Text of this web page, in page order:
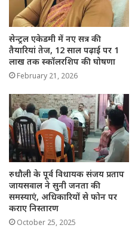
सेन्ट्रल एकेडमी में नए सत्र की
तैयारियां तेज, 12 साल पढ़ाई पर 1
लाख तक स्कॉलरशिप की घोषणा
February 21, 2026
रुधौली के पूर्व विधायक संजय प्रताप
जायसवाल ने सुनी जनता की
समस्याएं, अधिकारियों से फोन पर
कराए निस्तारण
October 25, 2025